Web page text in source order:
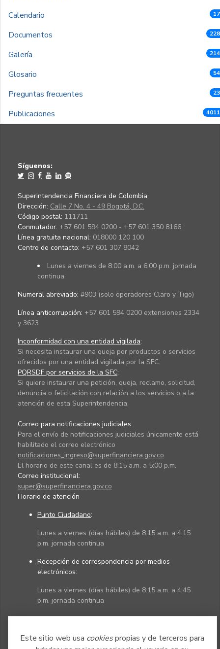
Este sitio web usa cookiespropias y de terceros para
Calendario
Documentos
Galería
Glosario
Preguntas frecuentes
Publicaciones
Síguenos:
Superintendencia Financiera de Colombia
Dirección: Calle 7 No. 4 - 49 Bogotá, D.C.
Código postal: 111711
Conmutador: +57 601 594 0200 - +57 601 350 8166
Línea gratuita nacional: 018000 120 100
Centro de contacto: +57 601 307 8042
Lunes a viernes de 8:00 a.m. a 6:00 p.m. jornada
continua.
Numeral abreviado: #903 (solo operadores Claro y Tigo)
Línea anticorrupción: +57 601 594 0200 extensiones 2334
y 3623
Inconformidad con una entidad vigilada:
Si necesita instaurar una queja por productos o servicios
ofrecidos por una entidad vigilada por la SFC.
PQRSDF por servicios de la SFC:
Si quiere instaurar una petición, queja, reclamo, solicitud,
denuncia o felicitación con relación a los servicios o a la
atención de esta Superintendencia.
Correo para notificaciones judiciales:
Para el envío de notificaciones judiciales únicamente está
habilitado el correo electrónico
notificaciones_ingreso@superfinanciera.gov.co
El horario de este canal es de 8:15 a.m. a 5:00 p.m.
Correo institucional:
super@superfinanciera.gov.co
Horario de atención
Punto Ciudadano:
Lunes a viernes (días hábiles) de 8:15 a.m. a 4:15
p.m. jornada continua
Recepción de correspondencia por medios
electrónicos:
Lunes a viernes (días hábiles) de 8:15 a.m. a 4:45
p.m. jornada continua